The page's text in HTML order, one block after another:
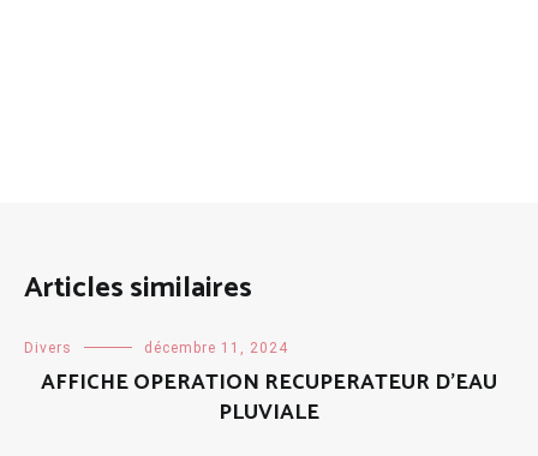
Articles similaires
Divers décembre 11, 2024
AFFICHE OPERATION RECUPERATEUR D’EAU
PLUVIALE